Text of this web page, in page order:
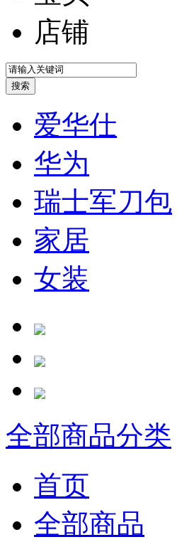
店铺
爱华仕
华为
瑞士军刀包
家居
女装
全部商品分类
首页
全部商品